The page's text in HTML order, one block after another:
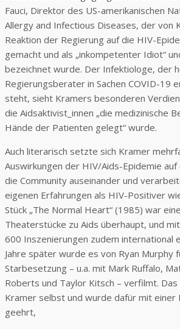
Fauci, Direktor des US-amerikanischen
Allergy and Infectious Diseases, der von
Reaktion der Regierung auf die HIV-
gemacht und als „inkompetenter Idiot“
bezeichnet wurde. Der Infektiologe, der
Regierungsberater in Sachen COVID-19
steht, sieht Kramers besonderen
die Aidsaktivist_innen „die medizinische
Hände der Patienten gelegt“ wurde.
Auch literarisch setzte sich Kramer
Auswirkungen der HIV/Aids-Epidemie
die Community auseinander und
eigenen Erfahrungen als HIV-Positiver
Stück „The Normal Heart“ (1985) war
Theaterstücke zu Aids überhaupt, und
600 Inszenierungen zudem international
Jahre später wurde es von Ryan Murphy
Starbesetzung – u.a. mit Mark Ruffalo,
Roberts und Taylor Kitsch – verfilmt. Das
Kramer selbst und wurde dafür mit einer
geehrt,